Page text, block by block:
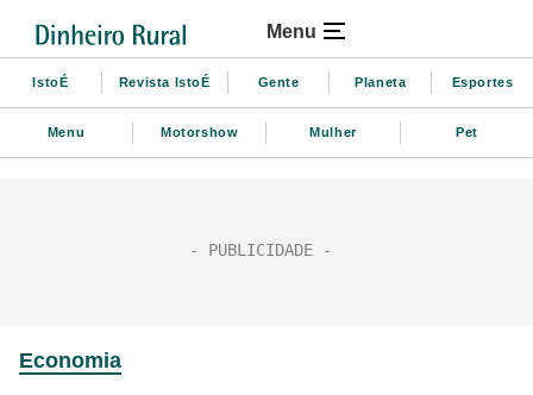
Menu
IstoÉ Revista IstoÉ Gente Planeta Esportes
Menu Motorshow Mulher Pet
Economia